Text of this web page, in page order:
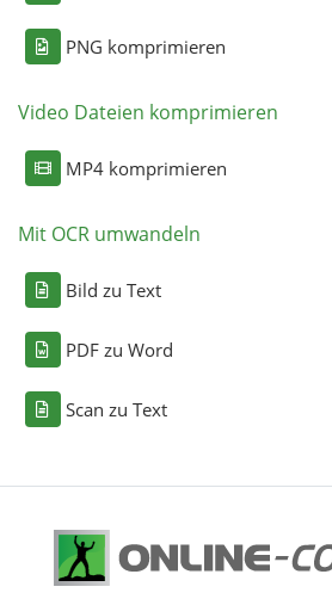
PNG komprimieren
Video Dateien komprimieren
MP4 komprimieren
Mit OCR umwandeln
Bild zu Text
PDF zu Word
Scan zu Text